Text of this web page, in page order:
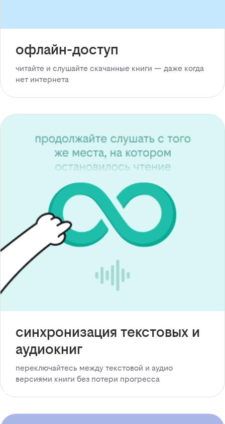
офлайн-доступ
читайте и слушайте скачанные книги — даже когда
нет интернета
синхронизация текстовых и
аудиокниг
переключайтесь между текстовой и аудио
версиями книги без потери прогресса